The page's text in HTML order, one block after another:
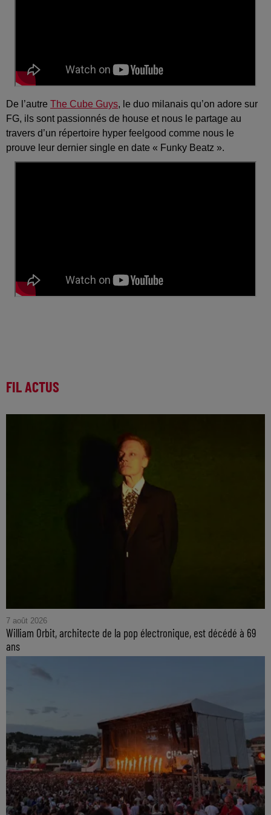
De l’autre The Cube Guys, le duo milanais qu’on adore sur
FG, ils sont passionnés de house et nous le partage au
travers d’un répertoire hyper feelgood comme nous le
prouve leur dernier single en date « Funky Beatz ».
FIL ACTUS
7 août 2026
William Orbit, architecte de la pop électronique, est décédé à 69
ans